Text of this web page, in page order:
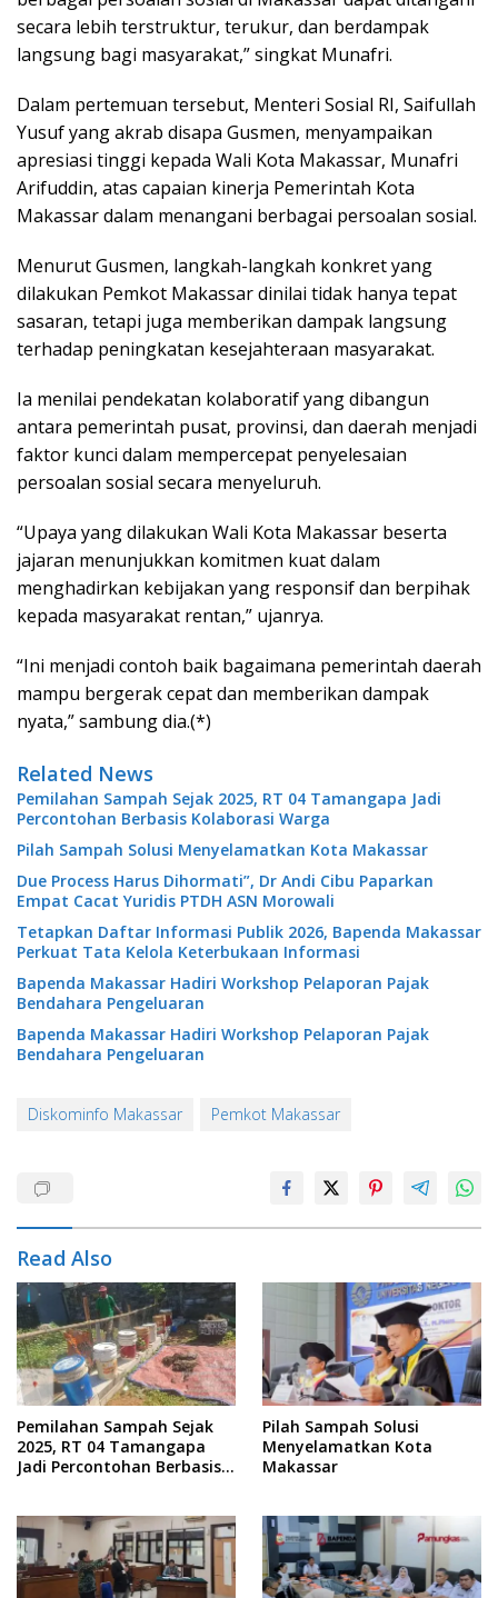
secara lebih terstruktur, terukur, dan berdampak
langsung bagi masyarakat,” singkat Munafri.
Dalam pertemuan tersebut, Menteri Sosial RI, Saifullah
Yusuf yang akrab disapa Gusmen, menyampaikan
apresiasi tinggi kepada Wali Kota Makassar, Munafri
Arifuddin, atas capaian kinerja Pemerintah Kota
Makassar dalam menangani berbagai persoalan sosial.
Menurut Gusmen, langkah-langkah konkret yang
dilakukan Pemkot Makassar dinilai tidak hanya tepat
sasaran, tetapi juga memberikan dampak langsung
terhadap peningkatan kesejahteraan masyarakat.
Ia menilai pendekatan kolaboratif yang dibangun
antara pemerintah pusat, provinsi, dan daerah menjadi
faktor kunci dalam mempercepat penyelesaian
persoalan sosial secara menyeluruh.
“Upaya yang dilakukan Wali Kota Makassar beserta
jajaran menunjukkan komitmen kuat dalam
menghadirkan kebijakan yang responsif dan berpihak
kepada masyarakat rentan,” ujanrya.
“Ini menjadi contoh baik bagaimana pemerintah daerah
mampu bergerak cepat dan memberikan dampak
nyata,” sambung dia.(*)
Related News
Pemilahan Sampah Sejak 2025, RT 04 Tamangapa Jadi
Percontohan Berbasis Kolaborasi Warga
Pilah Sampah Solusi Menyelamatkan Kota Makassar
Due Process Harus Dihormati”, Dr Andi Cibu Paparkan
Empat Cacat Yuridis PTDH ASN Morowali
Tetapkan Daftar Informasi Publik 2026, Bapenda Makassar
Perkuat Tata Kelola Keterbukaan Informasi
Bapenda Makassar Hadiri Workshop Pelaporan Pajak
Bendahara Pengeluaran
Bapenda Makassar Hadiri Workshop Pelaporan Pajak
Bendahara Pengeluaran
Diskominfo Makassar Pemkot Makassar
Read Also
Pemilahan Sampah Sejak
2025, RT 04 Tamangapa
Jadi Percontohan Berbasis
Pilah Sampah Solusi
Menyelamatkan Kota
Makassar